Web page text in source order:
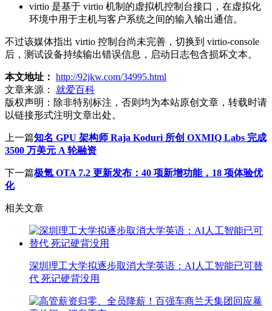
virtio 是基于 virtio 机制的虚拟机控制台接口，在虚拟化
环境中用于主机与客户系统之间的输入输出通信。
不过该媒体指出 virtio 控制台尚未完善，切换到 virtio-console
后，测试设备持续输出错误信息，启动日志包含损坏文本。
本文地址： http://92jkw.com/34995.html
文章来源：
就爱百科
版权声明： 除非特别标注，否则均为本站原创文章，转载时请
以链接形式注明文章出处。
上一篇知名 GPU 架构师 Raja Koduri 所创 OXMIQ Labs 完成
3500 万美元 A 轮融资
下一篇极氪 OTA 7.2 更新发布：40 项新增功能，18 项体验优
化
相关文章
深圳理工大学拟逐步取消大学英语：AI人工智能已可替
代 死记硬背没用